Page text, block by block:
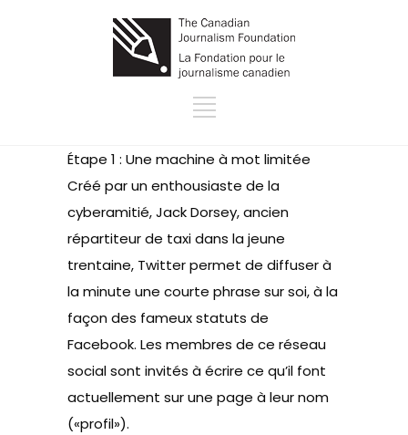
Étape 1 : Une machine à mot limitée
Créé par un enthousiaste de la
cyberamitié, Jack Dorsey, ancien
répartiteur de taxi dans la jeune
trentaine, Twitter permet de diffuser à
la minute une courte phrase sur soi, à la
façon des fameux statuts de
Facebook. Les membres de ce réseau
social sont invités à écrire ce qu’il font
actuellement sur une page à leur nom
(«profil»).